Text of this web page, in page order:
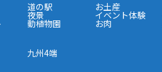
道の駅 お土産
夜景 イベント体験
動植物園 お肉
九州4端